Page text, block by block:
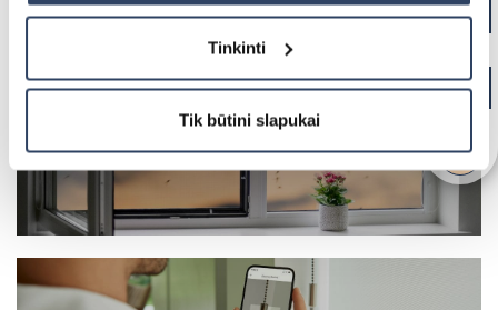
Tinkinti
Tik būtini slapukai
Вертикальные жалюзи
Доковые системы
HARMONY
Москитные сетки